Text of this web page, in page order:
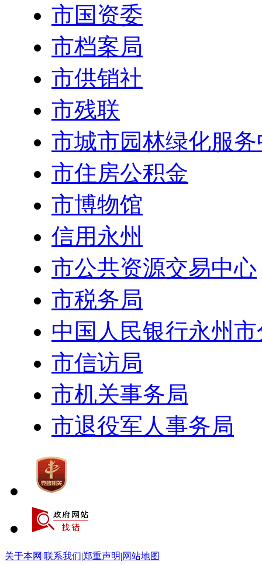
市国资委
市档案局
市供销社
市残联
市城市园林绿化服
市住房公积金
市博物馆
信用永州
市公共资源交易中心
市税务局
中国人民银行永州
市信访局
市机关事务局
市退役军人事务局
关于本网 |联系我们|郑重声明|网站地图